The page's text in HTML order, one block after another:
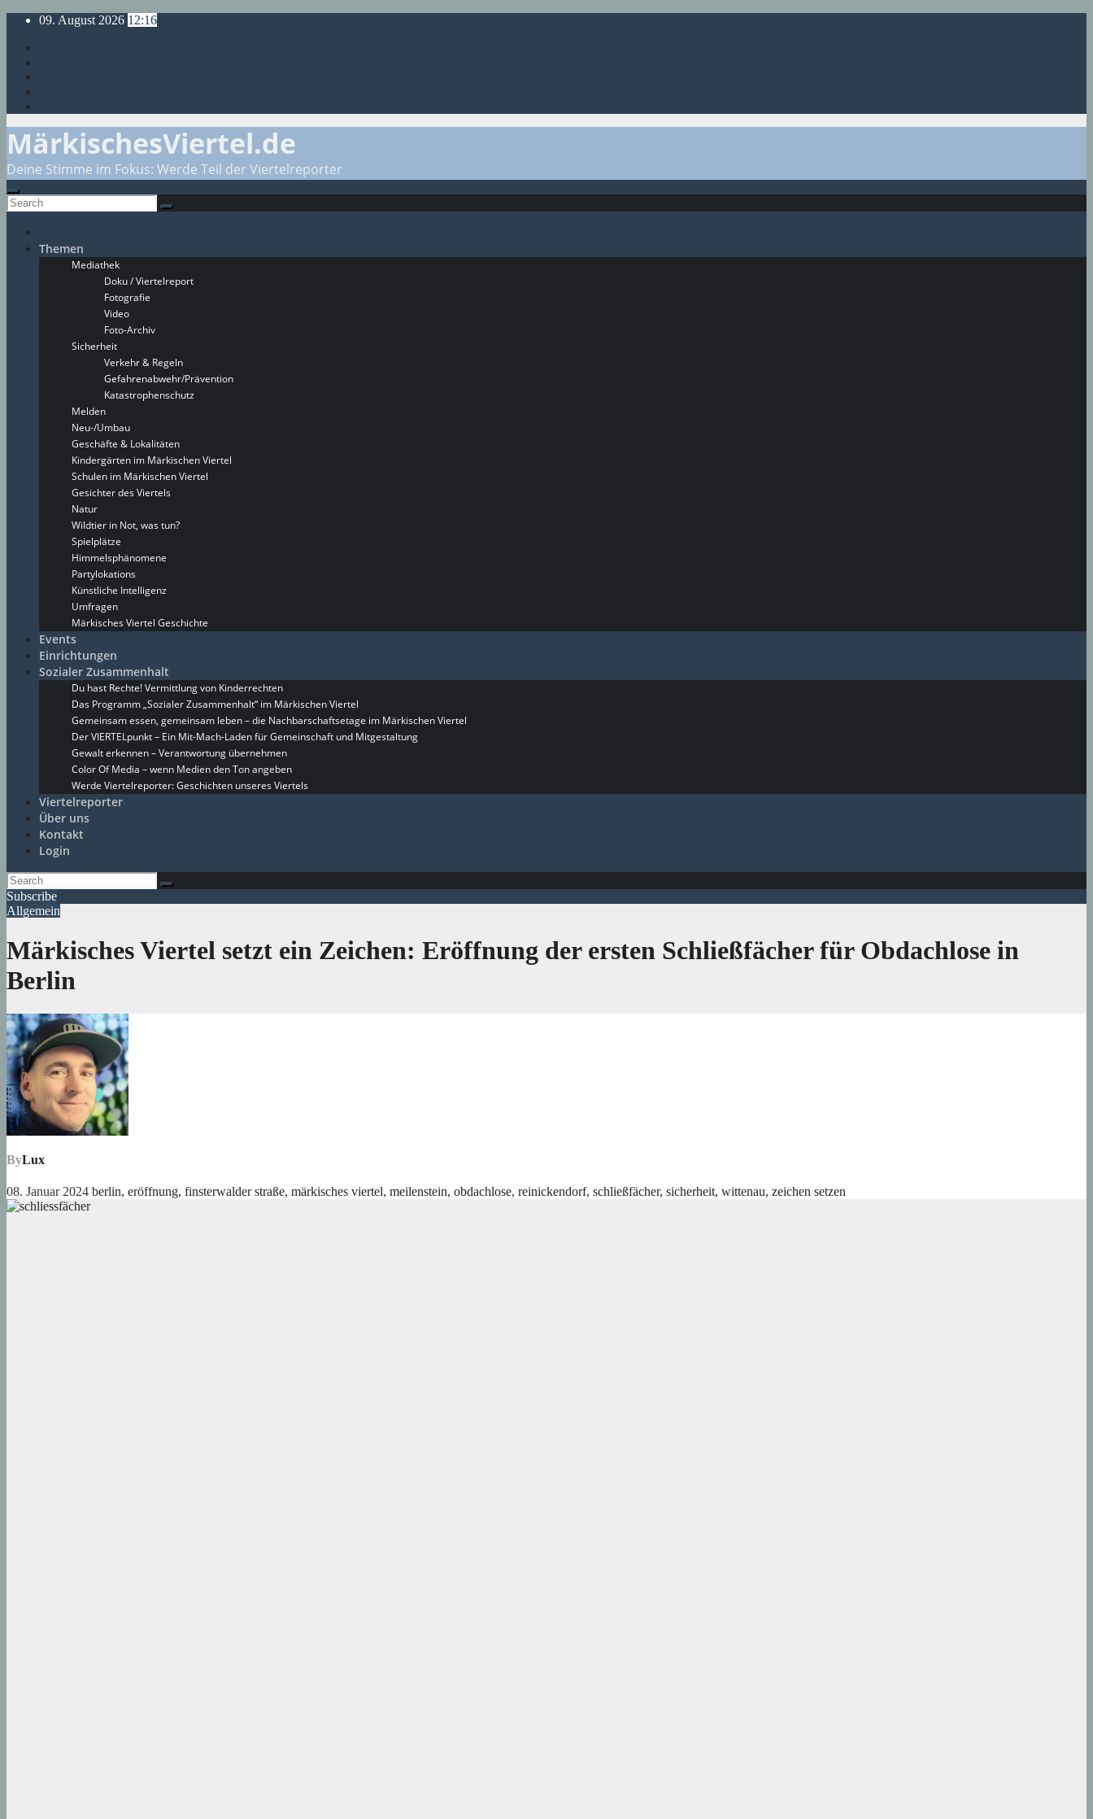
Skip
content
09. August 2026 12:16
MärkischesViertel.de
Deine Stimme im Fokus: Werde Teil der Viertelreporter
Themen
Mediathek
Doku / Viertelreport
Fotografie
Video
Foto-Archiv
Sicherheit
Verkehr & Regeln
Gefahrenabwehr/Prävention
Katastrophenschutz
Melden
Neu-/Umbau
Geschäfte & Lokalitäten
Kindergärten im Märkischen Viertel
Schulen im Märkischen Viertel
Gesichter des Viertels
Natur
Wildtier in Not, was tun?
Spielplätze
Himmelsphänomene
Partylokations
Künstliche Intelligenz
Umfragen
Märkisches Viertel Geschichte
Events
Einrichtungen
Sozialer Zusammenhalt
Du hast Rechte! Vermittlung von Kinderrechten
Das Programm „Sozialer Zusammenhalt“ im Märkischen Viertel
Gemeinsam essen, gemeinsam leben – die Nachbarschaftsetage im Märkischen Viertel
Der VIERTELpunkt – Ein Mit-Mach-Laden für Gemeinschaft und Mitgestaltung
Gewalt erkennen – Verantwortung übernehmen
Color Of Media – wenn Medien den Ton angeben
Werde Viertelreporter: Geschichten unseres Viertels
Viertelreporter
Über uns
Kontakt
Login
Subscribe
Allgemein
Märkisches Viertel setzt ein Zeichen: Eröffnung der ersten Schließfächer für Obdachlose in
Berlin
ByLux
08. Januar 2024 berlin, eröffnung, finsterwalder straße, märkisches viertel, meilenstein, obdachlose, reinickendorf, schließfächer, sicherheit, wittenau, zeichen setzen